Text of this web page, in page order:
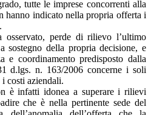
tutte le imprese concorrenti alla
hanno indicato nella propria offerta i
perde di rilievo l’ultimo
sostegno della propria decisione, e
coordinamento predisposto dalla
d.lgs. n. 163/2006 concerne i soli
costi aziendali.
è infatti idonea a superare i rilievi
che è nella pertinente sede del